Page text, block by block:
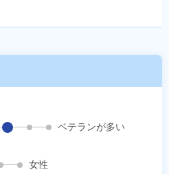
ベテランが多い
女性